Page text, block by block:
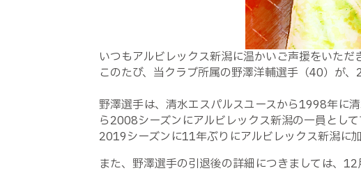
いつもアルビレックス新潟に温かいご声援をいただ
このたび、当クラブ所属の野澤洋輔選手（40）が
野澤選手は、清水エスパルスユースから1998年に
ら2008シーズンにアルビレックス新潟の一員とし
2019シーズンに11年ぶりにアルビレックス新潟に
また、野澤選手の引退後の詳細につきましては、